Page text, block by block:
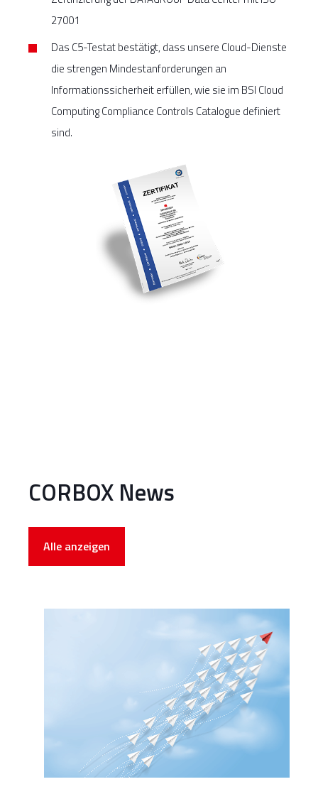
27001
Das C5-Testat bestätigt, dass unsere Cloud-Dienste
die strengen Mindestanforderungen an
Informationssicherheit erfüllen, wie sie im BSI Cloud
Computing Compliance Controls Catalogue definiert
sind.
CORBOX News
Alle anzeigen